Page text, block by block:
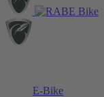
E-Bike